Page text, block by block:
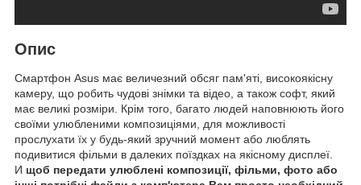
Опис
Смартфон Asus має величезний обсяг пам'яті, високоякісну
камеру, що робить чудові знімки та відео, а також софт, який
має великі розміри. Крім того, багато людей наповнюють його
своїми улюбленими композиціями, для можливості
прослухати їх у будь-який зручний момент або люблять
подивитися фільми в далеких поїздках на якісному дисплеї.
И щоб передати улюблені композиції, фільми, фото або